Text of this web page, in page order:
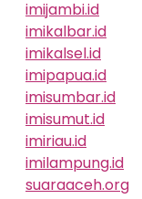
imijambi.id
imikalbar.id
imikalsel.id
imipapua.id
imisumbar.id
imisumut.id
imiriau.id
imilampung.id
suaraaceh.org